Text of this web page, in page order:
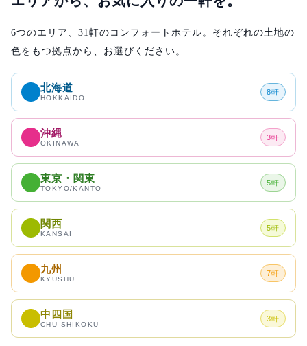
6つのエリア、31軒のコンフォートホテル。それぞれの土地の
色をもつ拠点から、お選びください。
北海道
HOKKAIDO
8軒
沖縄
OKINAWA
3軒
東京・関東
TOKYO/KANTO
5軒
関西
KANSAI
5軒
九州
KYUSHU
7軒
中四国
CHU-SHIKOKU
3軒